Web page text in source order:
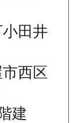
田井
西区
建